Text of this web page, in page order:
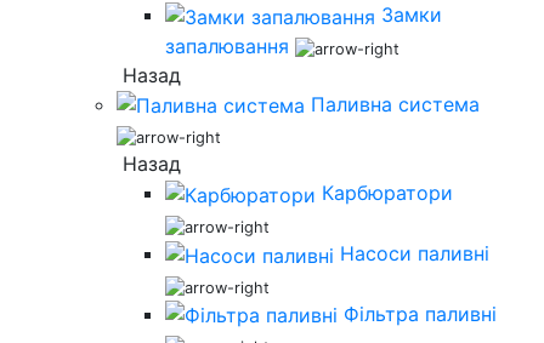
Замки
запалювання
Назад
Паливна система
Назад
Карбюратори
Насоси паливні
Фільтра паливні